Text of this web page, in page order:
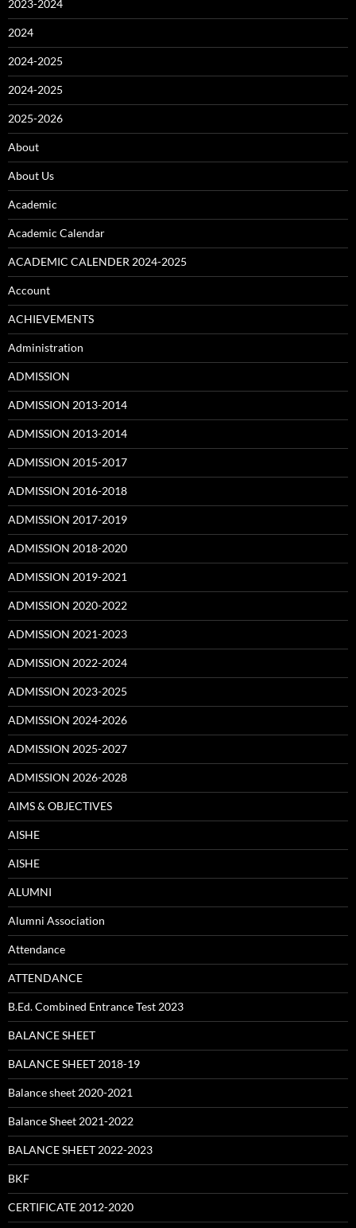
2023-2024
2024
2024-2025
2024-2025
2025-2026
About
About Us
Academic
Academic Calendar
ACADEMIC CALENDER 2024-2025
Account
ACHIEVEMENTS
Administration
ADMISSION
ADMISSION 2013-2014
ADMISSION 2013-2014
ADMISSION 2015-2017
ADMISSION 2016-2018
ADMISSION 2017-2019
ADMISSION 2018-2020
ADMISSION 2019-2021
ADMISSION 2020-2022
ADMISSION 2021-2023
ADMISSION 2022-2024
ADMISSION 2023-2025
ADMISSION 2024-2026
ADMISSION 2025-2027
ADMISSION 2026-2028
AIMS & OBJECTIVES
AISHE
AISHE
ALUMNI
Alumni Association
Attendance
ATTENDANCE
B.Ed. Combined Entrance Test 2023
BALANCE SHEET
BALANCE SHEET 2018-19
Balance sheet 2020-2021
Balance Sheet 2021-2022
BALANCE SHEET 2022-2023
BKF
CERTIFICATE 2012-2020